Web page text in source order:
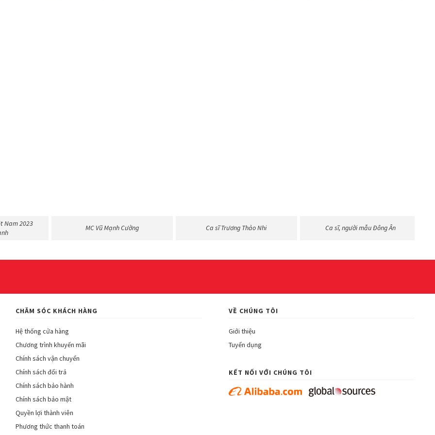
Nam 2023
MC Vũ Mạnh Cường Ca sĩ Trương Thảo Nhi Ca sĩ, người mẫu Đông Ân
CHĂM SÓC KHÁCH HÀNG
Hệ thống cửa hàng
Chương trình khuyến mãi
Chính sách vận chuyển
Chính sách đổi trả
Chính sách bảo hành
Chính sách bảo mật
Quyền lợi thành viên
Phương thức thanh toán
VỀ CHÚNG TÔI
Giới thiệu
Tuyển dụng
KẾT NỐI VỚI CHÚNG TÔI